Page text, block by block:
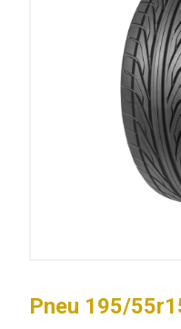
Pneu 195/